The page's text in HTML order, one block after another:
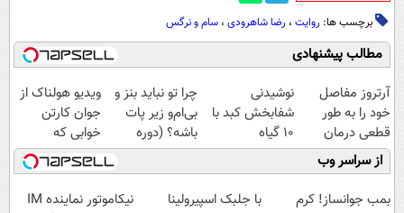
برچسب ها: روایت ، رضا شاهرودی ، سام و نرگس
مطالب پیشنهادی
آرتروز مفاصل
خود را به طور
قطعی درمان
کنید!
◗پرسش‌نامه◖
نوشیدنی
شفابخش کبد با
10 گیاه
موثر(تخفیف تا
امشب)
چرا تو نباید بنز و
بی‌ام‌و زیر پات
باشه؟ (دوره
رایگان درآمد
میلیاردی)
ویدیو هولناک از
جوان کارتن
خوابی که
میلیاردر شد.
آموزش رایگان
از سراسر وب
بمب جوانساز! کرم
با جلبک اسپیرولینا
نیکاموتور نماینده IM